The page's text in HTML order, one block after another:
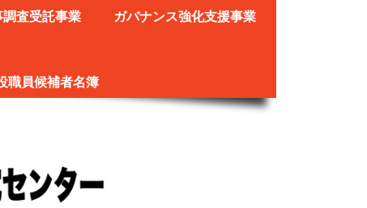
査受託事業
ガバナンス強化支援事業
職員候補者名簿